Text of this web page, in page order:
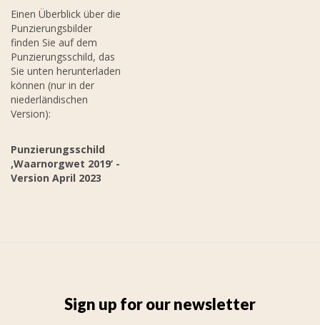
Einen Überblick über die
Punzierungsbilder
finden Sie auf dem
Punzierungsschild, das
Sie unten herunterladen
können (nur in der
niederländischen
Version):
Punzierungsschild
‚Waarnorgwet 2019‘ -
Version April 2023
Sign up for our newsletter